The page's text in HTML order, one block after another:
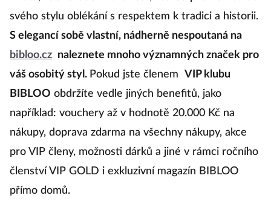
svého stylu oblékání s respektem k tradici a historii.
S elegancí sobě vlastní, nádherně nespoutaná na
bibloo.cz naleznete mnoho významných značek pro
váš osobitý styl. Pokud jste členem
VIP klubu
BIBLOO obdržíte vedle jiných benefitů, jako
například: vouchery až v hodnotě 20.000 Kč na
nákupy, doprava zdarma na všechny nákupy, akce
pro VIP členy, možnosti dárků a jiné v rámci ročního
členství VIP GOLD i exkluzivní magazín BIBLOO
přímo domů.